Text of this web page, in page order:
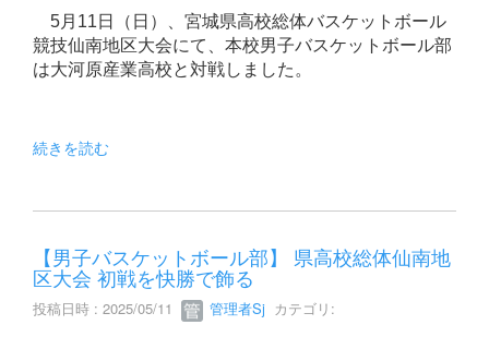
5月11日（日）、宮城県高校総体バスケットボール
競技仙南地区大会にて、本校男子バスケットボール部
は大河原産業高校と対戦しました。
続きを読む
【男子バスケットボール部】 県高校総体仙南地
区大会 初戦を快勝で飾る
投稿日時 : 2025/05/11 管理者Sj カテゴリ: